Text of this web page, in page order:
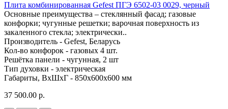
Плита комбинированная Gefest ПГЭ 6502-03 0029, черный
Основные преимущества – стеклянный фасад; газовые
конфорки; чугунные решетки; варочная поверхность из
закаленного стекла; электрически..
Производитель - Gefest, Беларусь
Кол-во конфорок - газовых 4 шт.
Решётка панели - чугунная, 2 шт
Тип духовки - электрическая
Габариты, ВхШхГ - 850х600х600 мм
37 500.00 р.